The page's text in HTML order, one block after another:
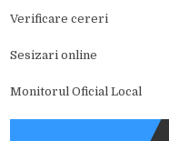
Verificare cereri
Sesizari online
Monitorul Oficial Local